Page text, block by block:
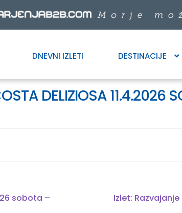
DNEVNI IZLETI DESTINACIJE
DELIZIOSA 11.4.2026
sobota –
Next
Izlet: